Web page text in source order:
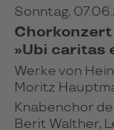
Sonntag,
»Ubi caritas
Werke von
Moritz
Knabenchor
Berit Walther,